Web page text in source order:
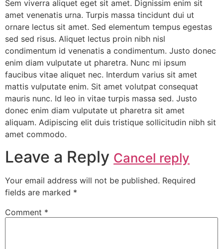
Sem viverra aliquet eget sit amet. Dignissim enim sit
amet venenatis urna. Turpis massa tincidunt dui ut
ornare lectus sit amet. Sed elementum tempus egestas
sed sed risus. Aliquet lectus proin nibh nisl
condimentum id venenatis a condimentum. Justo donec
enim diam vulputate ut pharetra. Nunc mi ipsum
faucibus vitae aliquet nec. Interdum varius sit amet
mattis vulputate enim. Sit amet volutpat consequat
mauris nunc. Id leo in vitae turpis massa sed. Justo
donec enim diam vulputate ut pharetra sit amet
aliquam. Adipiscing elit duis tristique sollicitudin nibh sit
amet commodo.
Leave a Reply Cancel reply
Your email address will not be published. Required
fields are marked *
Comment *